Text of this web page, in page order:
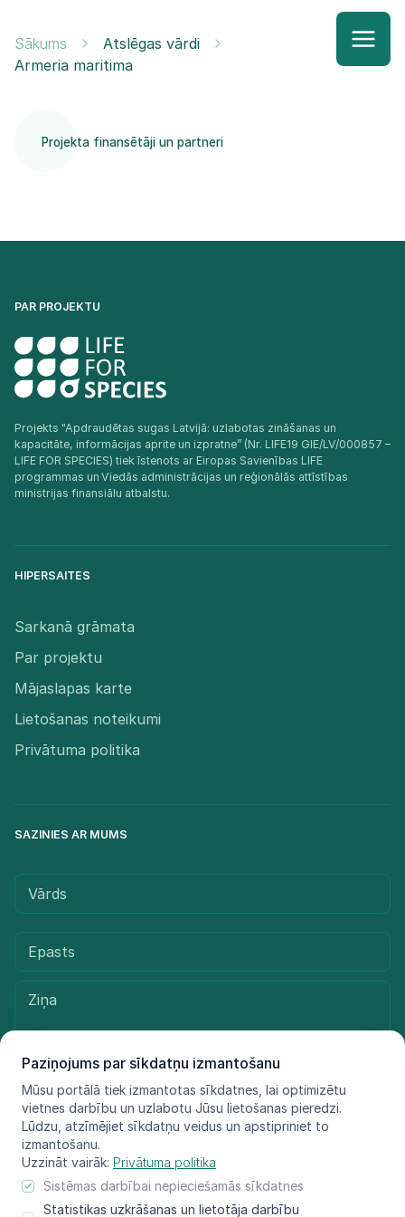
Paziņojums par sīkdatņu izmantošanu
Mūsu portālā tiek izmantotas sīkdatnes, lai optimizētu
vietnes darbību un uzlabotu Jūsu lietošanas pieredzi.
Lūdzu, atzīmējiet sīkdatņu veidus un apstipriniet to
izmantošanu.
Uzzināt vairāk: Privātuma politika
Sistēmas darbībai nepieciešamās sīkdatnes
Statistikas uzkrāšanas un lietotāja darbību
Sākums
Atslēgas vārdi
Armeria maritima
Projekta finansētāji un partneri
PAR PROJEKTU
Projekts "Apdraudētas sugas Latvijā: uzlabotas zināšanas un
kapacitāte, informācijas aprite un izpratne” (Nr. LIFE19 GIE/LV/000857 –
LIFE FOR SPECIES) tiek īstenots ar Eiropas Savienības LIFE
programmas un Viedās administrācijas un reģionālās attīstības
ministrijas finansiālu atbalstu.​
HIPERSAITES
Sarkanā grāmata
Par projektu
Mājaslapas karte
Lietošanas noteikumi
Privātuma politika
SAZINIES AR MUMS
Sūtīt ziņu
© LIFE FOR SPECIES, 2021 - 2025
Informācija atspoguļo tikai projekta LIFE FOR SPECIES īstenotāju